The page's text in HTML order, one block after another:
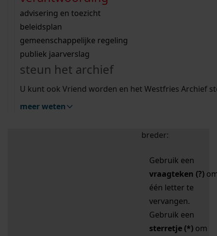
bouwvergunningen
omgevingsvergunningen
vergunningen
beeld en geluid
uitleg nodig?
Wij helpen u op weg met een aantal zoektips.
bekijk alle zoektips
Wij helpen u op weg met een aantal zoektips.
bekijk alle zoektips
bekijk ons geschiedenislokaal
advisering en toezicht
beleidsplan
gemeenschappelijke regeling
publiek jaarverslag
steun het archief
U kunt ook Vriend worden en het Westfries Archief
meer weten
zoektips
Mijn Studiezaal (inloggen)
uw zoekopdracht te
breder:
Gebruik een
vraagteken (?)
één letter te
vervangen.
Gebruik een
sterretje (*) om